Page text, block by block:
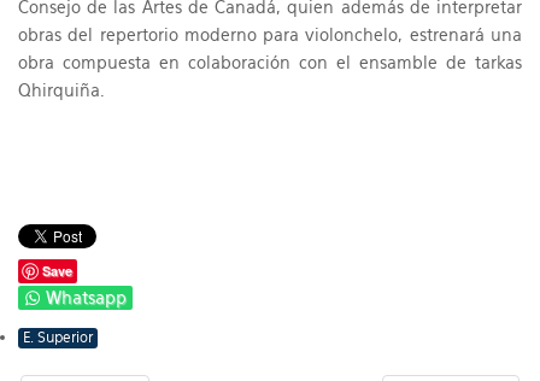
Consejo de las Artes de Canadá, quien además de interpretar
obras del repertorio moderno para violonchelo, estrenará una
obra compuesta en colaboración con el ensamble de tarkas
Qhirquiña.
Save
Whatsapp
E. Superior